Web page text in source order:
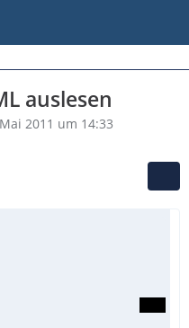
auslesen
2011 um 14:33